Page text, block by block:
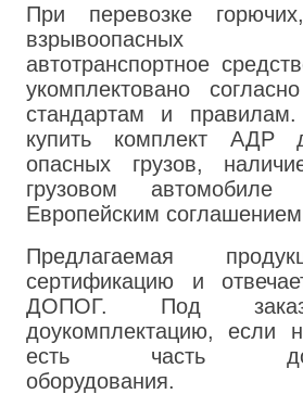
При перевозке
взрывоопасных
автотранспортное
укомплектовано
стандартам и
купить комплект АДР
опасных грузов,
грузовом автомобиле
Европейским
Предлагаемая
сертификацию и
ДОПОГ. Под
доукомплектацию, если
есть часть
оборудования.